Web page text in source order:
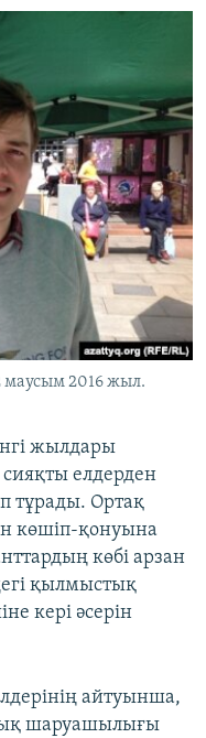
маусым 2016 жыл.
жылдары
елдерден
тұрады. Ортақ
көшіп-қонуына
көбі арзан
қылмыстық
кері әсерін
айтуынша,
шаруашылығы